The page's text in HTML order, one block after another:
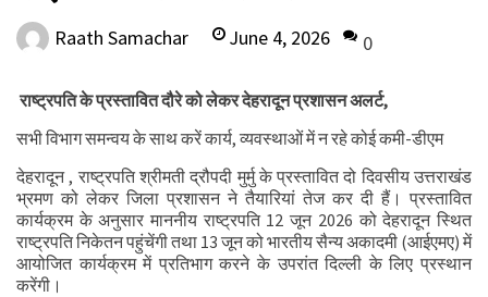
Raath Samachar June 4, 2026 0
राष्ट्रपति के प्रस्तावित दौरे को लेकर देहरादून प्रशासन अलर्ट,
सभी विभाग समन्वय के साथ करें कार्य, व्यवस्थाओं में न रहे कोई कमी-डीएम
देहरादून , राष्ट्रपति श्रीमती द्रौपदी मुर्मु के प्रस्तावित दो दिवसीय उत्तराखंड
भ्रमण को लेकर जिला प्रशासन ने तैयारियां तेज कर दी हैं। प्रस्तावित
कार्यक्रम के अनुसार माननीय राष्ट्रपति 12 जून 2026 को देहरादून स्थित
राष्ट्रपति निकेतन पहुंचेंगी तथा 13 जून को भारतीय सैन्य अकादमी (आईएमए) में
आयोजित कार्यक्रम में प्रतिभाग करने के उपरांत दिल्ली के लिए प्रस्थान
करेंगी।